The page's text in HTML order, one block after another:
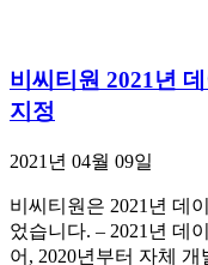
비씨티원 2021년
지정
2021년 04월 09일
비씨티원은 2021년 데
었습니다. – 2021년 데
어, 2020년부터 자체